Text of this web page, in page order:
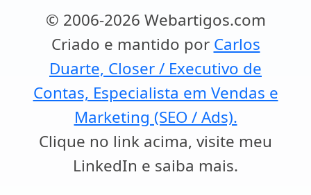
© 2006-2026 Webartigos.com
Criado e mantido por Carlos
Duarte, Closer / Executivo de
Contas, Especialista em Vendas e
Marketing (SEO / Ads).
Clique no link acima, visite meu
LinkedIn e saiba mais.